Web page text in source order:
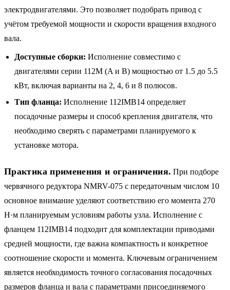
электродвигателями. Это позволяет подобрать привод с
учётом требуемой мощности и скорости вращения входного
вала.
Доступные сборки: Исполнение совместимо с
двигателями серии 112M (A и B) мощностью от 1.5 до 5.5
кВт, включая варианты на 2, 4, 6 и 8 полюсов.
Тип фланца: Исполнение 112IMB14 определяет
посадочные размеры и способ крепления двигателя, что
необходимо сверять с параметрами планируемого к
установке мотора.
Практика применения и ограничения. При подборе
червячного редуктора NMRV-075 с передаточным числом 10
основное внимание уделяют соответствию его момента 270
Н·м планируемым условиям работы узла. Исполнение с
фланцем 112IMB14 подходит для комплектации приводами
средней мощности, где важна компактность и конкретное
соотношение скорости и момента. Ключевым ограничением
является необходимость точного согласования посадочных
размеров фланца и вала с параметрами присоединяемого